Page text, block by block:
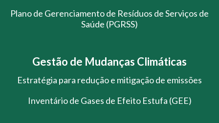
Plano de Gerenciamento de Resíduos de Serviços de
Saúde (PGRSS)
Gestão de Mudanças Climáticas
Estratégia para redução e mitigação de emissões
Inventário de Gases de Efeito Estufa (GEE)